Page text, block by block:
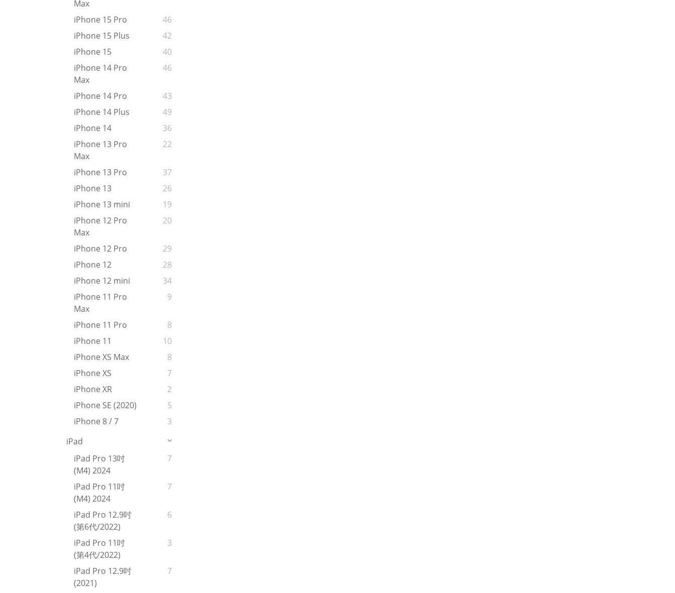
Max
iPhone 15 Pro
46
iPhone 15 Plus
42
iPhone 15
40
iPhone 14 Pro
Max
46
iPhone 14 Pro
43
iPhone 14 Plus
49
iPhone 14
36
iPhone 13 Pro
Max
22
iPhone 13 Pro
37
iPhone 13
26
iPhone 13 mini
19
iPhone 12 Pro
Max
20
iPhone 12 Pro
29
iPhone 12
28
iPhone 12 mini
34
iPhone 11 Pro
Max
9
iPhone 11 Pro
8
iPhone 11
10
iPhone XS Max
8
iPhone XS
7
iPhone XR
2
iPhone SE (2020)
5
iPhone 8 / 7
3
iPad
iPad Pro 13吋
(M4) 2024
7
iPad Pro 11吋
(M4) 2024
7
iPad Pro 12.9吋
(第6代/2022)
6
iPad Pro 11吋
(第4代/2022)
3
iPad Pro 12.9吋
(2021)
7